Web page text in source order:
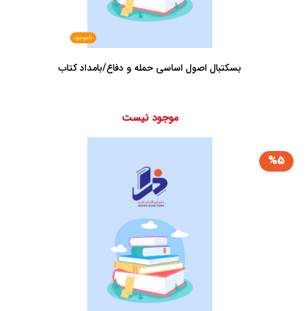
ناموجود
بسکتبال اصول اساسی حمله و دفاع/بامداد کتاب
موجود نیست
%5